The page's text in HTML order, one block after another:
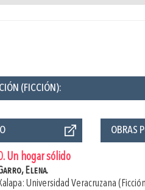
(FICCIÓN):
OBRAS
Un hogar sólido
Elena.
Universidad Veracruzana